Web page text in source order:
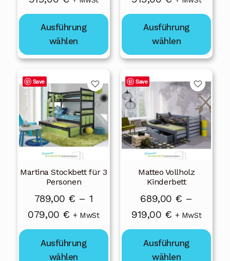
689,00 €
bis
919,00 €
Ausführung
wählen
Produktseite
gewählt
689,00 €
bis
919,00 €
Ausführung
wählen
Produktseite
gewählt
Save
Martina Stockbett für 3
Personen
789,00 € – 1
079,00 €Preisspanne:
789,00 €
bis
+ MwSt
Ausführung
wählen
Dieses
Produkt
mehrere
Varianten
auf.
Optionen
können
der
Produktseite
gewählt
Save
Matteo Vollholz
Kinderbett
689,00 € –
919,00 €Preisspanne:
689,00 €
bis
+ MwSt
Ausführung
wählen
Dieses
Produkt
weist
mehrere
Varianten
auf.
Optionen
können
der
Produktseite
gewählt